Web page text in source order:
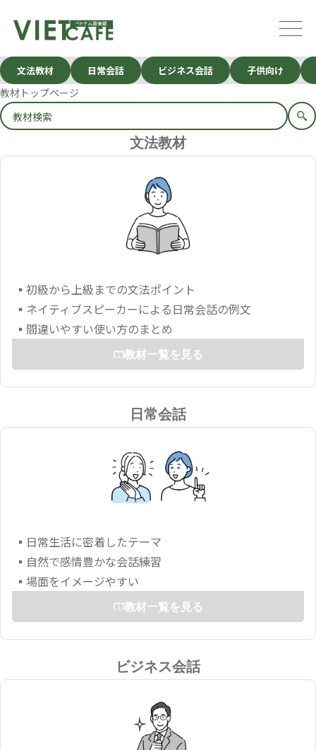
文法教材 日常会話 ビジネス会話 子供向け
教材トップページ
文法教材
▪初級から上級までの文法ポイント
▪ネイティブスピーカーによる日常会話の例文
▪間違いやすい使い方のまとめ
教材一覧を見る
日常会話
▪日常生活に密着したテーマ
▪自然で感情豊かな会話練習
▪場面をイメージやすい
教材一覧を見る
ビジネス会話